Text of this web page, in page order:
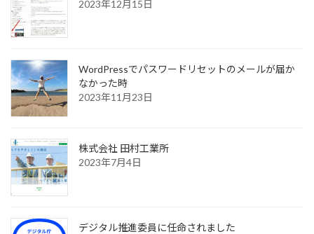
2023年12月15日
WordPressでパスワードリセットのメールが届か
なかった時
2023年11月23日
株式会社 田村工業所
2023年7月4日
デジタル推進委員に任命されました